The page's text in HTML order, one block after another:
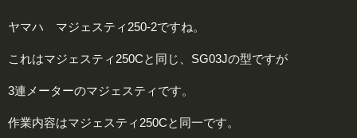
ヤマハ マジェスティ250-2ですね。
これはマジェスティ250Cと同じ、SG03Jの型ですが
3連メーターのマジェスティです。
作業内容はマジェスティ250Cと同一です。